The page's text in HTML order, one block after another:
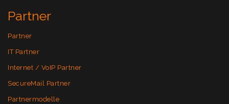
Partner
Partner
IT Partner
Internet / VoIP Partner
SecureMail Partner
Partnermodelle